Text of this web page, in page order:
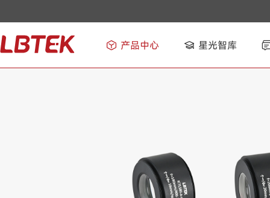
产品中心 星光智库